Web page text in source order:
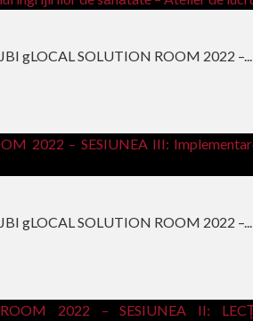
JBI gLOCAL SOLUTION ROOM 2022 –...
JBI gLOCAL SOLUTION ROOM 2022 –...